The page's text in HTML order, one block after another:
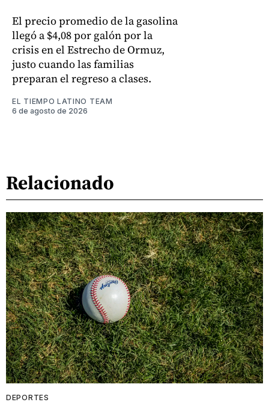
El precio promedio de la gasolina
llegó a $4,08 por galón por la
crisis en el Estrecho de Ormuz,
justo cuando las familias
preparan el regreso a clases.
EL TIEMPO LATINO TEAM
6 de agosto de 2026
Relacionado
DEPORTES